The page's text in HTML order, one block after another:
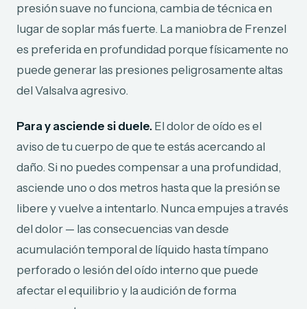
presión suave no funciona, cambia de técnica en
lugar de soplar más fuerte. La maniobra de Frenzel
es preferida en profundidad porque físicamente no
puede generar las presiones peligrosamente altas
del Valsalva agresivo.
Para y asciende si duele. El dolor de oído es el
aviso de tu cuerpo de que te estás acercando al
daño. Si no puedes compensar a una profundidad,
asciende uno o dos metros hasta que la presión se
libere y vuelve a intentarlo. Nunca empujes a través
del dolor — las consecuencias van desde
acumulación temporal de líquido hasta tímpano
perforado o lesión del oído interno que puede
afectar el equilibrio y la audición de forma